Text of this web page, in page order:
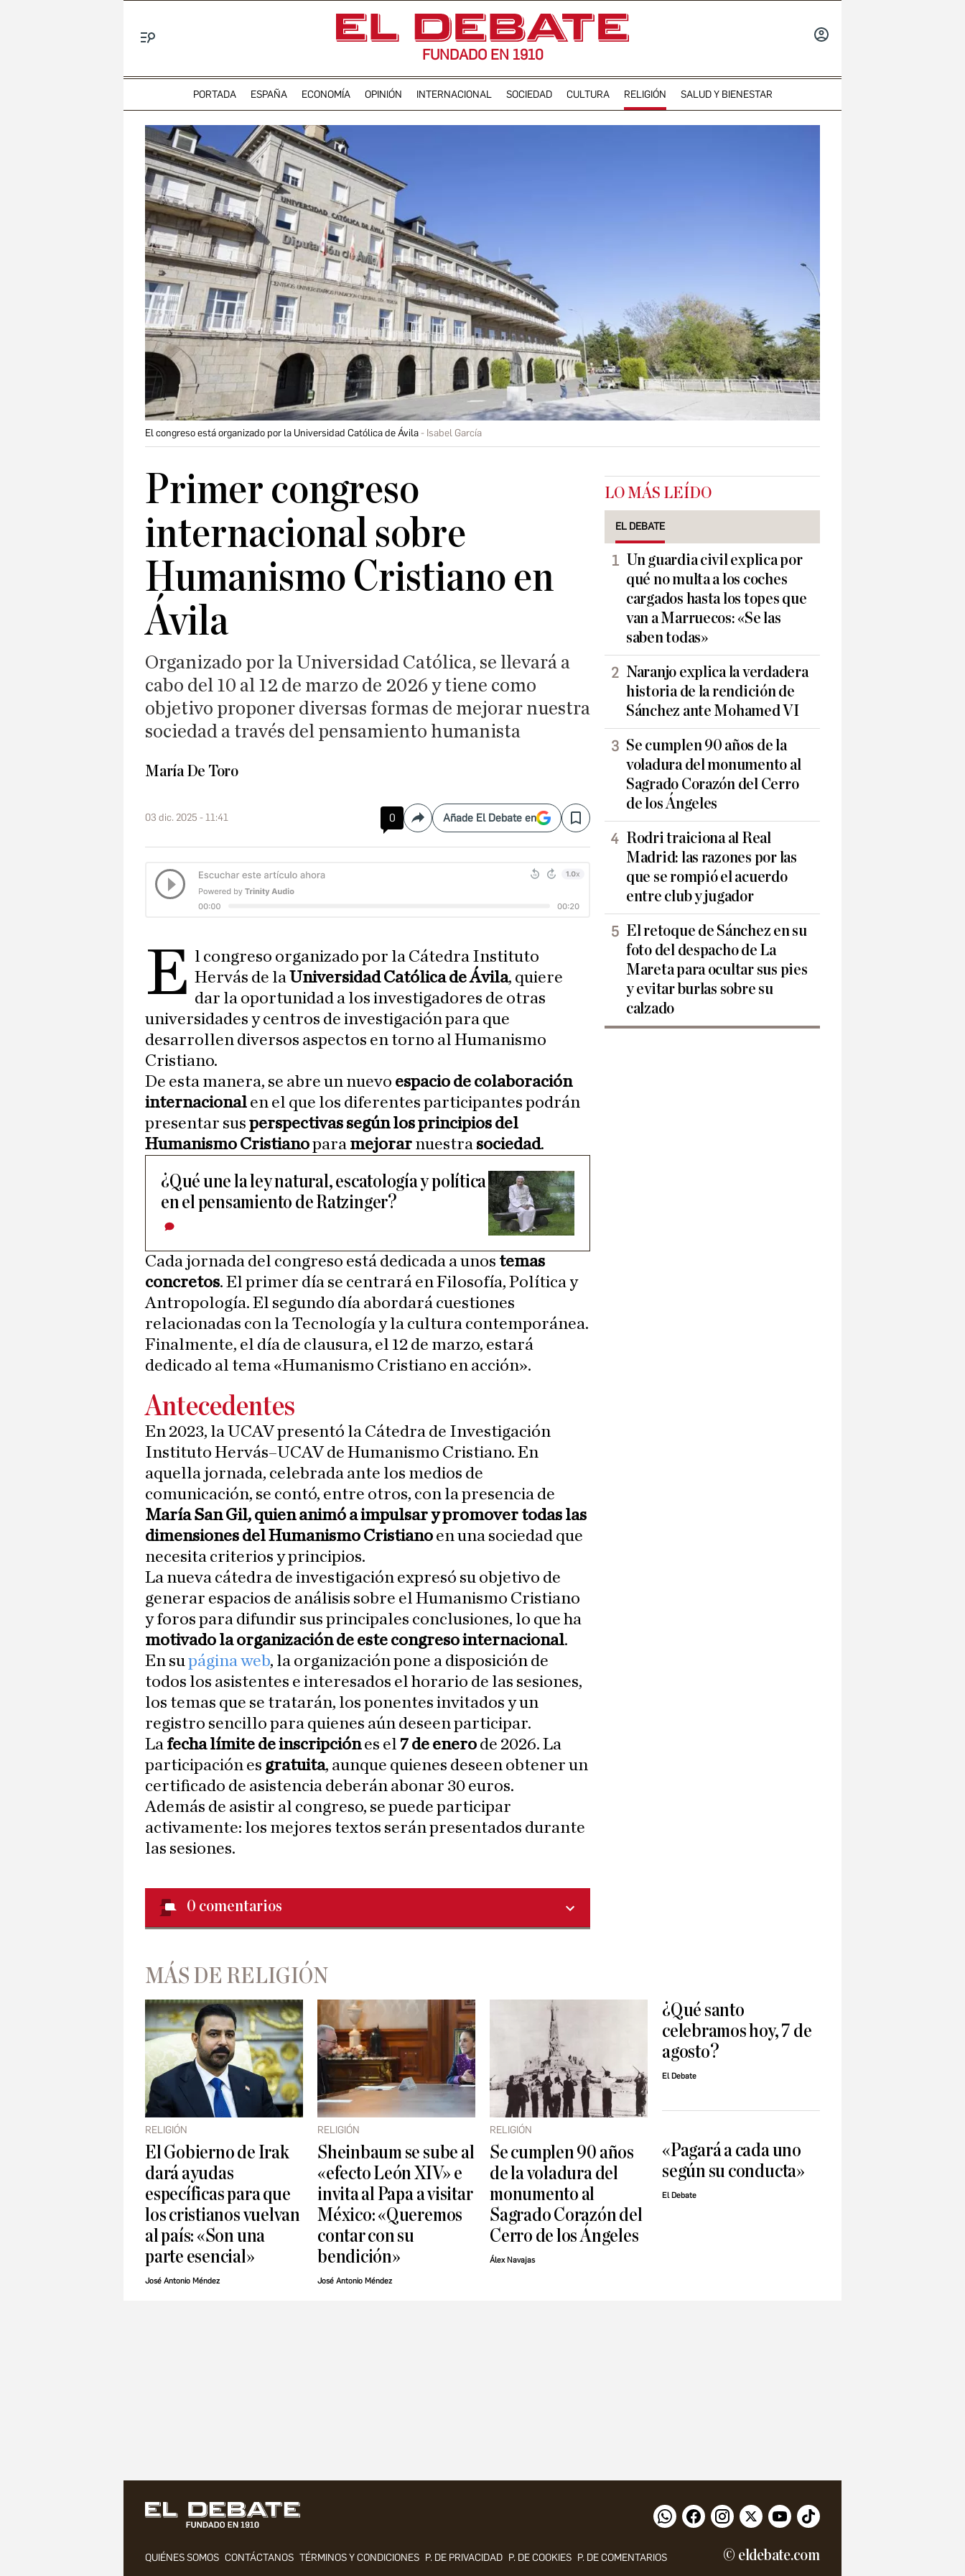
FUNDADO EN 1910
PORTADA ESPAÑA ECONOMÍA OPINIÓN INTERNACIONAL SOCIEDAD CULTURA RELIGIÓN SALUD Y BIENESTAR
El congreso está organizado por la Universidad Católica de Ávila Isabel García
Primer congreso
internacional sobre
Humanismo Cristiano en
Ávila
Organizado por la Universidad Católica, se llevará a
cabo del 10 al 12 de marzo de 2026 y tiene como
objetivo proponer diversas formas de mejorar nuestra
sociedad a través del pensamiento humanista
María De Toro
03 dic. 2025 - 11:41 0 CompartirAñade El Debate en Save
e l congreso organizado por la Cátedra Instituto
Hervás de laUniversidad Católica de Ávila, quiere
dar la oportunidad a los investigadores de otras
universidades y centros de investigación para que
desarrollen diversos aspectos en torno al Humanismo
Cristiano.
De esta manera, se abre un nuevo espacio de colaboración
internacional en el que los diferentes participantes podrán
presentar sus perspectivas según los principios del
Humanismo Cristianopara mejorar nuestra sociedad.
¿Qué une la ley natural, escatología y política
en el pensamiento de Ratzinger?
Cada jornada del congreso está dedicada a unos temas
concretos. El primer día se centrará en Filosofía, Política y
Antropología. El segundo día abordará cuestiones
relacionadas con la Tecnología y la cultura contemporánea.
Finalmente, el día de clausura, el 12 de marzo, estará
dedicado al tema «Humanismo Cristiano en acción».
Antecedentes
En 2023, la UCAV presentó la Cátedra de Investigación
Instituto Hervás–UCAV de Humanismo Cristiano. En
aquella jornada, celebrada ante los medios de
comunicación, se contó, entre otros, con la presencia de
María San Gil, quien animó a impulsar y promover todas las
dimensiones del Humanismo Cristiano en una sociedad que
necesita criterios y principios.
La nueva cátedra de investigación expresó su objetivo de
generar espacios de análisis sobre el Humanismo Cristiano
y foros para difundir sus principales conclusiones, lo que ha
motivado la organización de este congreso internacional.
En supágina web, la organización pone a disposición de
todos los asistentes e interesados el horario de las sesiones,
los temas que se tratarán, los ponentes invitados y un
registro sencillo para quienes aún deseen participar.
La fecha límite de inscripciónes el 7 de enero de 2026. La
participación es gratuita, aunque quienes deseen obtener un
certificado de asistencia deberán abonar 30 euros.
Además de asistir al congreso, se puede participar
activamente: los mejores textos serán presentados durante
las sesiones.
0 comentarios
LO MÁS LEÍDO
EL DEBATE
Un guardia civil explica por
qué no multa a los coches
cargados hasta los topes que
van a Marruecos: «Se las
saben todas»
Naranjo explica la verdadera
historia de la rendición de
Sánchez ante Mohamed VI
Se cumplen 90 años de la
voladura del monumento al
Sagrado Corazón del Cerro
de los Ángeles
Rodri traiciona al Real
Madrid: las razones por las
que se rompió el acuerdo
entre club y jugador
El retoque de Sánchez en su
foto del despacho de La
Mareta para ocultar sus pies
y evitar burlas sobre su
calzado
MÁS DE RELIGIÓN
RELIGIÓN
El Gobierno de Irak
dará ayudas
específicas para que
los cristianos vuelvan
al país: «Son una
parte esencial»
José Antonio Méndez
RELIGIÓN
Sheinbaum se sube al
«efecto León XIV» e
invita al Papa a visitar
México: «Queremos
contar con su
bendición»
José Antonio Méndez
RELIGIÓN
Se cumplen 90 años
de la voladura del
monumento al
Sagrado Corazón del
Cerro de los Ángeles
Álex Navajas
¿Qué santo
celebramos hoy, 7 de
agosto?
El Debate
«Pagará a cada uno
según su conducta»
El Debate
QUIÉNES SOMOS CONTÁCTANOS TÉRMINOS Y CONDICIONES P. DE PRIVACIDAD P. DE COOKIES P. DE COMENTARIOS © eldebate.com